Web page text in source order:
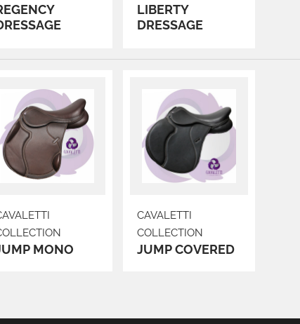
LIBERTY
DRESSAGE
MONO
CAVALETTI
COLLECTION
JUMP COVERED